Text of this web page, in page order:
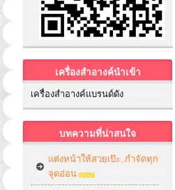
เครื่องสำอางค์นำเข้า
เครื่องสำอางค์แบรนด์ดัง
บทความที่น่าสนใจ
แต่งหน้าให้สวยเป๊ะ..กำจัดทุก
จุดอ่อน